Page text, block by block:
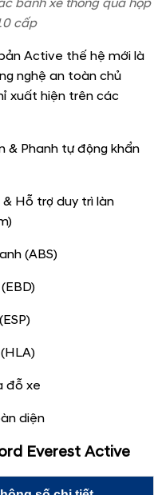
rộng rãi có thể gập
cổng sạc dày đặc,
hành khách luôn tràn
Được bố trí sẵn một cổng
để cấp nguồn trực
thẩm mỹ.
sạc không dây ở khu
được trang bị các cổng